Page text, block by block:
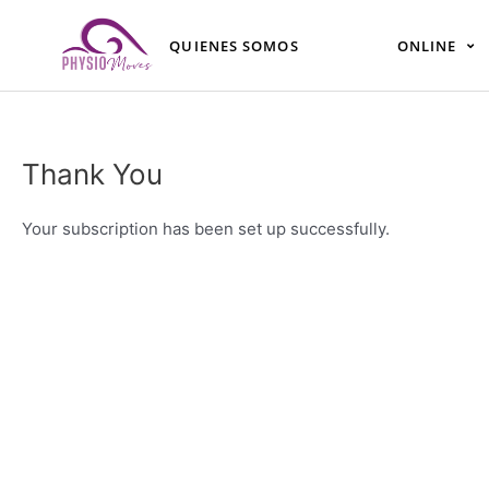
contenido
QUIENES SOMOS ONLINE
Thank You
Your subscription has been set up successfully.